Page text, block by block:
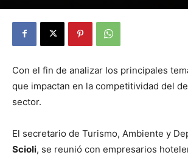
Con el fin de analizar los principales
que impactan en la competitividad del
sector.
El secretario de Turismo, Ambiente y
Scioli, se reunió con empresarios